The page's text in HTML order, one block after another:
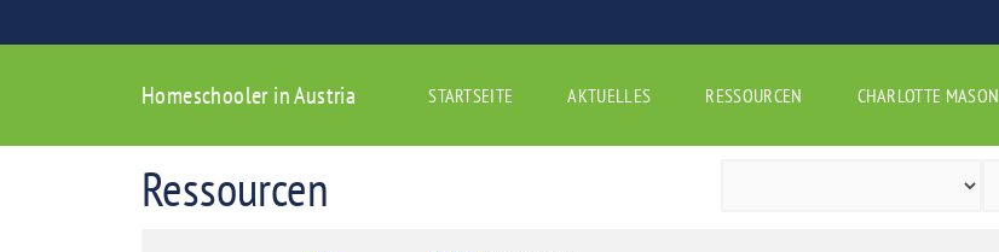
Homeschooler in Austria STARTSEITE AKTUELLES RESSOURCEN CHARLOTTE MASON
Ressourcen